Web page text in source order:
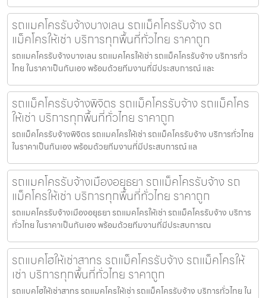
รถแมคโครรับจ้างบางเลน รถแม็คโครรับจ้าง รถ
แม็คโครให้เช่า บริการทุกพื้นที่ทั่วไทย ราคาถูก
รถแมคโครรับจ้างบางเลน รถแมคโครให้เช่า รถแม็คโครรับจ้าง บริการทั่ว
ไทย ในราคาเป็นกันเอง พร้อมด้วยทีมงานที่มีประสบการณ์ และ
รถแม็คโครรับจ้างพิจิตร รถแม็คโครรับจ้าง รถแม็คโคร
ให้เช่า บริการทุกพื้นที่ทั่วไทย ราคาถูก
รถแม็คโครรับจ้างพิจิตร รถแมคโครให้เช่า รถแม็คโครรับจ้าง บริการทั่วไทย
ในราคาเป็นกันเอง พร้อมด้วยทีมงานที่มีประสบการณ์ แล
รถแมคโครรับจ้างเมืองอยุธยา รถแม็คโครรับจ้าง รถ
แม็คโครให้เช่า บริการทุกพื้นที่ทั่วไทย ราคาถูก
รถแมคโครรับจ้างเมืองอยุธยา รถแมคโครให้เช่า รถแม็คโครรับจ้าง บริการ
ทั่วไทย ในราคาเป็นกันเอง พร้อมด้วยทีมงานที่มีประสบการณ
รถแบคโฮให้เช่าสาทร รถแม็คโครรับจ้าง รถแม็คโครให้
เช่า บริการทุกพื้นที่ทั่วไทย ราคาถูก
รถแบคโฮให้เช่าสาทร รถแมคโครให้เช่า รถแม็คโครรับจ้าง บริการทั่วไทย ใน